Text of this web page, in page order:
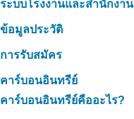
ระบบโรงงานและสำนักงาน
ข้อมูลประวัติ
การรับสมัคร
คาร์บอนอินทรีย์
คาร์บอนอินทรีย์คืออะไร?